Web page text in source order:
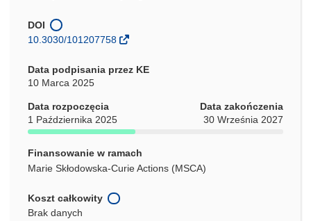
DOI
10.3030/101207758
Data podpisania przez KE
10 Marca 2025
Data rozpoczęcia
1 Października 2025
Data zakończenia
30 Września 2027
Finansowanie w ramach
Marie Skłodowska-Curie Actions (MSCA)
Koszt całkowity
Brak danych